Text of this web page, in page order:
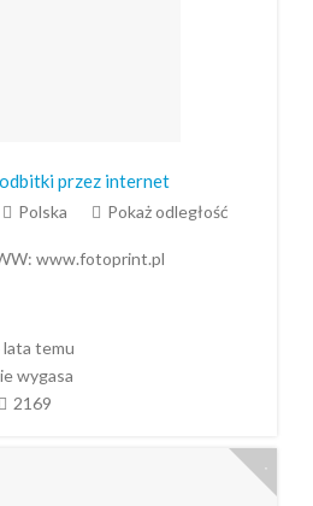
przez internet
Polska Pokaż odległość
www.fotoprint.pl
lata temu
wygasa
2169